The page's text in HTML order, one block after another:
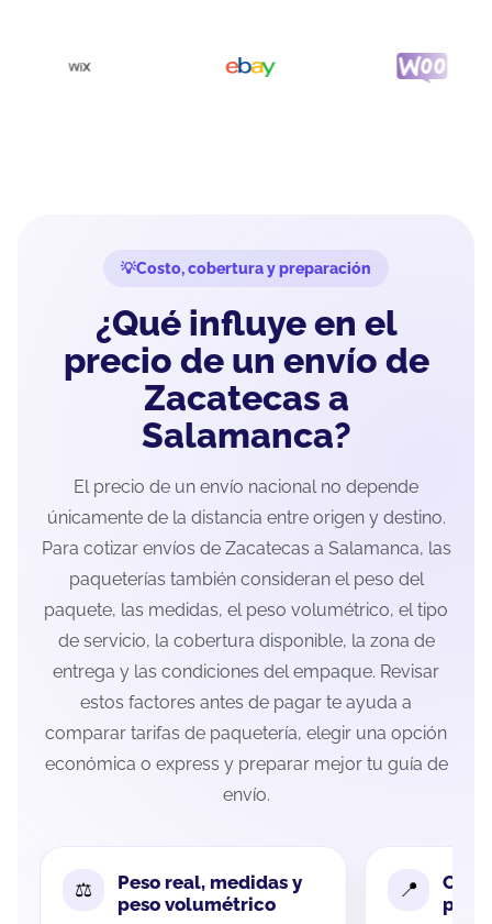
Costo, cobertura y preparación
¿Qué influye en el
precio de un envío de
Zacatecas a
Salamanca?
El precio de un envío nacional no depende
únicamente de la distancia entre origen y destino.
Para cotizar envíos de Zacatecas a Salamanca, las
paqueterías también consideran el peso del
paquete, las medidas, el peso volumétrico, el tipo
de servicio, la cobertura disponible, la zona de
entrega y las condiciones del empaque. Revisar
estos factores antes de pagar te ayuda a
comparar tarifas de paquetería, elegir una opción
económica o express y preparar mejor tu guía de
envío.
Peso real, medidas y
peso volumétrico